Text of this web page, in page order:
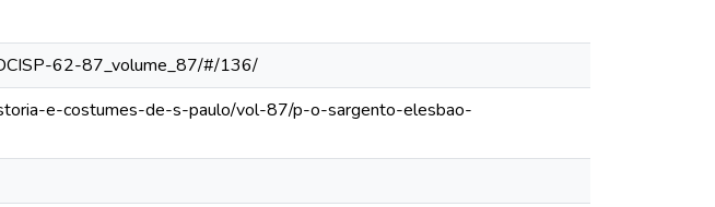
62-87_volume_87/#/136/
e-costumes-de-s-paulo/vol-87/p-o-sargento-elesbao-